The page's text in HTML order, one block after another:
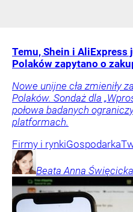
Temu, Shein i AliExpress
Polaków zapytano o
Nowe unijne cła zmieniły
Polaków. Sondaż dla
połowa badanych
platformach.
Firmy i rynkiGospodarka
Beata Anna Święcicka